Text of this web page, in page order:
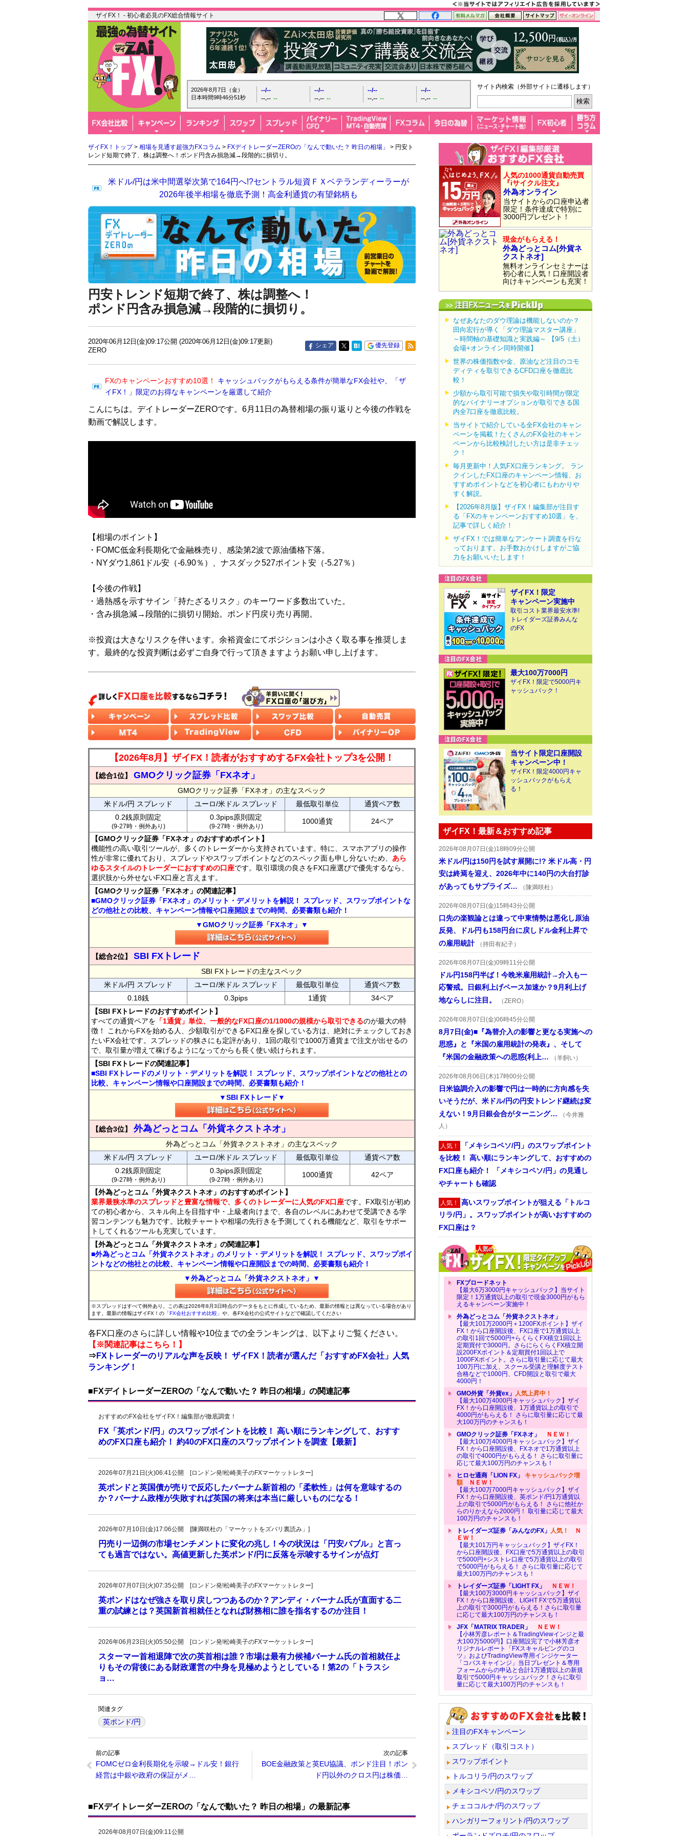
ザイFX！ - 初心者必見のFX総合情報サイト
2026年8月7日（金）
日本時間9時46分52秒
--/--
--.-- --
--/--
--.-- --
--/--
--.-- --
--/--
--.-- --
サイト内検索（外部サイトに遷移します）
ザイFX！トップ> 相場を見通す超強力FXコラム > FXデイトレーダーZEROの「なんで動いた？ 昨日の相場」
> 円安ト
レンド短期で終了、株は調整へ！ポンド円含み損急減→段階的に損切り。
米ドル/円は米中間選挙次第で164円へ!?セントラル短資ＦＸベテランディーラーが
2026年後半相場を徹底予測！高金利通貨の有望銘柄も
円安トレンド短期で終了、株は調整へ！
ポンド円含み損急減→段階的に損切り。
2020年06月12日(金)09:17公開 (2020年06月12日(金)09:17更新)
ZERO
シェア 優先登録
FXのキャンペーンおすすめ10選！
キャッシュバックがもらえる条件が簡単なFX会社や、「ザ
イFX！」限定のお得なキャンペーンを厳選して紹介
こんにちは。デイトレーダーZEROです。6月11日の為替相場の振り返りと今後の作戦を
動画で解説します。
【相場のポイント】
・FOMC低金利長期化で金融株売り、感染第2波で原油価格下落。
・NYダウ1,861ドル安（-6.90％）、ナスダック527ポイント安（-5.27％）
【今後の作戦】
・過熱感を示すサイン「持たざるリスク」のキーワード多数出ていた。
・含み損急減→段階的に損切り開始。ポンド円戻り売り再開。
※投資は大きなリスクを伴います。余裕資金にてポジションは小さく取る事を推奨しま
す。最終的な投資判断は必ずご自身で行って頂きますようお願い申し上げます。
【2026年8月】ザイFX！読者がおすすめするFX会社トップ3を公開！
【総合1位】 GMOクリック証券「FXネオ」
GMOクリック証券「FXネオ」の主なスペック
米ドル/円 スプレッド
ユーロ/米ドル スプレッド 最低取引単位
通貨ペア数
0.2銭原則固定
(9-27時・例外あり)
0.3pips原則固定
(9-27時・例外あり)
1000通貨 24ペア
【GMOクリック証券「FXネオ」のおすすめポイント】
機能性の高い取引ツールが、多くのトレーダーから支持されています。特に、スマホアプリの操作
性が非常に優れており、スプレッドやスワップポイントなどのスペック面も申し分ないため、 あら
ゆるスタイルのトレーダーにおすすめの口座です。取引環境の良さをFX口座選びで優先するなら、
選択肢から外せないFX口座と言えます。
【GMOクリック証券「FXネオ」の関連記事】
■GMOクリック証券「FXネオ」のメリット・デメリットを解説！ スプレッド、スワップポイントな
どの他社との比較、キャンペーン情報や口座開設までの時間、必要書類も紹介！
▼GMOクリック証券「FXネオ」▼
【総合2位】 SBI FXトレード
SBI FXトレードの主なスペック
米ドル/円 スプレッド
ユーロ/米ドル スプレッド 最低取引単位
通貨ペア数
0.18銭
0.3pips 1通貨
34ペア
【SBI FXトレードのおすすめポイント】
すべての通貨ペアを 「1通貨」単位、一般的なFX口座の1/1000の規模から取引できるのが最大の特
徴！ これからFXを始める人、少額取引ができるFX口座を探している方は、絶対にチェックしておき
たいFX会社です。スプレッドの狭さにも定評があり、1回の取引で1000万通貨まで注文が出せるの
で、取引量が増えて稼げるようになってからも長く使い続けられます。
【SBI FXトレードの関連記事】
■SBI FXトレードのメリット・デメリットを解説！ スプレッド、スワップポイントなどの他社との
比較、キャンペーン情報や口座開設までの時間、必要書類も紹介！
▼SBI FXトレード▼
【総合3位】 外為どっとコム「外貨ネクストネオ」
外為どっとコム「外貨ネクストネオ」の主なスペック
米ドル/円 スプレッド
ユーロ/米ドル スプレッド 最低取引単位
通貨ペア数
0.2銭原則固定
(9-27時・例外あり)
0.3pips原則固定
(9-27時・例外あり)
1000通貨 42ペア
【外為どっとコム「外貨ネクストネオ」のおすすめポイント】
業界最狭水準のスプレッドと豊富な情報で、多くのトレーダーに人気のFX口座です。FX取引が初め
ての初心者から、スキル向上を目指す中・上級者向けまで、各自のレベルにあわせて受講できる学
習コンテンツも魅力です。比較チャートや相場の先行きを予測してくれる機能など、取引をサポー
トしてくれるツールも充実しています。
【外為どっとコム「外貨ネクストネオ」の関連記事】
■外為どっとコム「外貨ネクストネオ」のメリット・デメリットを解説！ スプレッド、スワップポイ
ントなどの他社との比較、キャンペーン情報や口座開設までの時間、必要書類も紹介！
▼外為どっとコム「外貨ネクストネオ」▼
※スプレッドはすべて例外あり。この表は2026年8月3日時点のデータをもとに作成しているため、最新の情報とは異なっている場合があり
ます。最新の情報はザイFX！の 「FX会社おすすめ比較」 や、各FX会社の公式サイトなどで確認してください
各FX口座のさらに詳しい情報や10位までの全ランキングは、以下よりご覧ください。
【※関連記事はこちら！】
⇒FXトレーダーのリアルな声を反映！ ザイFX！読者が選んだ「おすすめFX会社」人気
ランキング！
■FXデイトレーダーZEROの「なんで動いた？ 昨日の相場」の関連記事
おすすめのFX会社をザイFX！編集部が徹底調査！
FX「英ポンド/円」のスワップポイントを比較！ 高い順にランキングして、おすす
めのFX口座も紹介！ 約40のFX口座のスワップポイントを調査【最新】
2026年07月21日(火)06:41公開 [ロンドン発!松崎美子のFXマーケットレター]
英ポンドと英国債が売りで反応したバーナム新首相の「柔軟性」は何を意味するの
か？バーナム政権が失敗すれば英国の将来は本当に厳しいものになる！
2026年07月10日(金)17:06公開 [陳満咲杜の「マーケットをズバリ裏読み」]
円売り一辺倒の市場センチメントに変化の兆し！今の状況は「円安バブル」と言っ
ても過言ではない。高値更新した英ポンド/円に反落を示唆するサインが点灯
2026年07月07日(火)07:35公開 [ロンドン発!松崎美子のFXマーケットレター]
英ポンドはなぜ強さを取り戻しつつあるのか？アンディ・バーナム氏が直面する二
重の試練とは？英国新首相就任となれば財務相に誰を指名するのか注目！
2026年06月23日(火)05:50公開 [ロンドン発!松崎美子のFXマーケットレター]
スターマー首相退陣で次の英首相は誰？市場は最有力候補バーナム氏の首相就任よ
りもその背後にある財政運営の中身を見極めようとしている！第2の「トラスシ
ョ…
関連タグ
英ポンド/円
前の記事
FOMCゼロ金利長期化を示唆→ドル安！銀行
経営は中銀や政府の保証がメ…
次の記事
BOE金融政策と英EU協議、ポンド注目！ポン
ド円以外のクロス円は株価…
■FXデイトレーダーZEROの「なんで動いた？ 昨日の相場」の最新記事
2026年08月07日(金)09:11公開
人気の1000通貨自動売買
『iサイクル注文』
外為オンライン
当サイトからの口座申込者
限定！条件達成で特別に
3000円プレゼント！
現金がもらえる！
外為どっとコム[外貨ネ
クストネオ]
無料オンラインセミナーは
初心者に人気！口座開設者
向けキャンペーンも充実！
なぜあなたのダウ理論は機能しないのか？
田向宏行が導く「ダウ理論マスター講座」
～時間軸の基礎知識と実践編～ 【9/5（土）
会場+オンライン同時開催】
世界の株価指数や金、原油など注目のコモ
ディティを取引できるCFD口座を徹底比
較！
少額から取引可能で損失や取引時間が限定
的なバイナリーオプションが取引できる国
内全7口座を徹底比較。
当サイトで紹介している全FX会社のキャン
ペーンを掲載！たくさんのFX会社のキャン
ペーンから比較検討したい方は是非チェッ
ク！
毎月更新中！人気FX口座ランキング。 ラン
クインしたFX口座のキャンペーン情報、お
すすめポイントなどを初心者にもわかりや
すく解説。
【2026年8月版】ザイFX！編集部が注目す
る「FXのキャンペーンおすすめ10選」を、
記事で詳しく紹介！
ザイFX！では簡単なアンケート調査を行な
っております。お手数おかけしますがご協
力をお願いいたします！
ザイFX！限定
キャンペーン実施中
取引コスト業界最安水準!
トレイダーズ証券みんな
のFX
最大100万7000円
ザイFX！限定で5000円キ
ャッシュバック！
当サイト限定口座開設
キャンペーン中！
ザイFX！限定4000円キャ
ッシュバックがもらえ
る！
ザイFX！最新＆おすすめ記事
2026年08月07日(金)18時09分公開
米ドル/円は150円を試す展開に!? 米ドル高・円
安は終焉を迎え、2026年中に140円の大台打診
があってもサプライズ…
（陳満咲杜）
2026年08月07日(金)15時43分公開
口先の楽観論とは違って中東情勢は悪化し原油
反発、ドル円も158円台に戻しドル金利上昇で
の雇用統計
（持田有紀子）
2026年08月07日(金)09時11分公開
ドル円158円半ば！今晩米雇用統計→介入も一
応警戒。日銀利上げペース加速か？9月利上げ
地ならしに注目。
（ZERO）
2026年08月07日(金)06時45分公開
8月7日(金)■『為替介入の影響と更なる実施への
思惑』と『米国の雇用統計の発表』、そして
『米国の金融政策への思惑(利上…
（羊飼い）
2026年08月06日(木)17時00分公開
日米協調介入の影響で円は一時的に方向感を失
いそうだが、米ドル/円の円安トレンド継続は変
えない！9月日銀会合がターニング…
（今井雅
人）
人気！ 「メキシコペソ/円」のスワップポイント
を比較！ 高い順にランキングして、おすすめの
FX口座も紹介！ 「メキシコペソ/円」の見通し
やチャートも確認
人気！ 高いスワップポイントが狙える「トルコ
リラ/円」。スワップポイントが高いおすすめの
FX口座は？
FXブロードネット
【最大6万3000円キャッシュバック】当サイト
限定！1万通貨以上の取引で現金3000円がもら
えるキャンペーン実施中！
外為どっとコム「外貨ネクストネオ」
【最大101万2000円＋1200FXポイント】ザイ
FX！から口座開設後、FX口座で1万通貨以上
の取引1回で5000円+らくらくFX積立1回以上
定期買付で3000円。さらにらくらくFX積立開
設200FXポイント＆定期買付1回以上で
1000FXポイント。さらに取引量に応じて最大
100万円に加え、スクール受講と理解度テスト
合格などで1000円、CFD開設と取引で最大
4000円！
GMO外貨「外貨ex」 人気上昇中！
【最大100万4000円キャッシュバック】ザイ
FX！から口座開設後、1万通貨以上の取引で
4000円がもらえる！ さらに取引量に応じて最
大100万円のチャンスも！
GMOクリック証券「FXネオ」
ＮＥＷ！
【最大100万4000円キャッシュバック】ザイ
FX！から口座開設後、FXネオで1万通貨以上
の取引で4000円がもらえる！ さらに取引量に
応じて最大100万円のチャンスも！
ヒロセ通商「LION FX」 キャッシュバック増
額ＮＥＷ！
【最大100万7000円キャッシュバック】ザイ
FX！から口座開設後、英ポンド/円1万通貨以
上の取引で5000円がもらえる！ さらに他社か
らのりかえなら2000円！ 取引量に応じて最大
100万円のチャンスも！
トレイダーズ証券「みんなのFX」 人気！
Ｎ
ＥＷ！
【最大101万円キャッシュバック】ザイFX！
から口座開設後、FX口座で5万通貨以上の取引
で5000円+シストレ口座で5万通貨以上の取引
で5000円がもらえる！ さらに取引量に応じて
最大100万円のチャンスも！
トレイダーズ証券「LIGHT FX」
ＮＥＷ！
【最大100万3000円キャッシュバック】ザイ
FX！から口座開設後、LIGHT FXで5万通貨以
上の取引で3000円がもらえる！さらに取引量
に応じて最大100万円のチャンスも！
JFX「MATRIX TRADER」
ＮＥＷ！
【小林芳彦レポート＆TradingViewインジと最
大100万5000円】口座開設完了で小林芳彦オ
リジナルレポート「FXスキャルピングのコ
ツ」およびTradingView専用インジケーター
「コバスキャインジ」当日プレゼント＆専用
フォームからの申込と合計1万通貨以上の新規
取引で5000円キャッシュバック！さらに取引
量に応じて最大100万円のチャンスも！
注目のFXキャンペーン
スプレッド（取引コスト）
スワップポイント
トルコリラ/円のスワップ
メキシコペソ/円のスワップ
チェココルナ/円のスワップ
ハンガリーフォリント/円のスワップ